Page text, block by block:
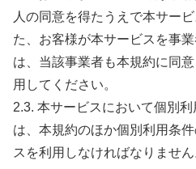
人の同意を得たうえで本サー
た、お客様が本サービスを事
は、当該事業者も本規約に同
用してください。
2.3. 本サービスにおいて個別
は、本規約のほか個別利用条
スを利用しなければなりません